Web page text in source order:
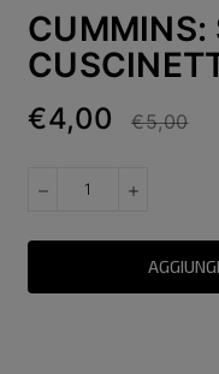
CUMMINS:
€4,00 €5,00